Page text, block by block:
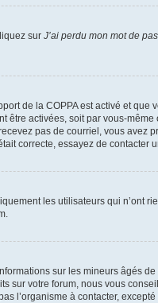
sur J’ai perdu mon mot de
de la COPPA est activé et
activées, soit par vous-
pas de courriel, vous avez
correcte, essayez de contacter
les utilisateurs qui n’ont
sur les mineurs âgés
sur votre forum, nous vous
l’organisme à contacter,